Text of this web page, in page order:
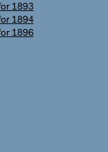
1893
1894
1896